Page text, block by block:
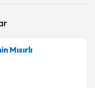
randevu almanız
Mısırlı